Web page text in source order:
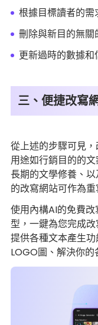
根據目標讀者的
刪除與新目的無關
更新過時的數據和
三、便捷改寫
從上述的步驟可見
用途如行銷目的的
長期的文學修養、
的改寫網站可作為
使用內構AI的免費改
型，一鍵為您完成
提供各種文本產生
LOGO圖、解決你的